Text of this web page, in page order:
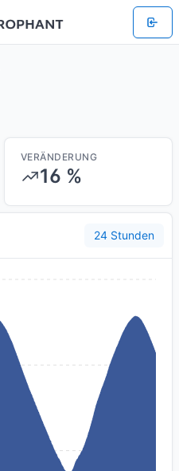
VERÄNDERUNG
16 %
24 Stunden